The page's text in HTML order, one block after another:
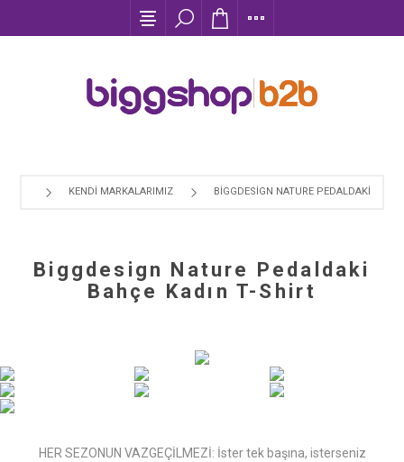
KENDI MARKALARIMIZ BIGGDESIGN NATURE PEDALDAKI
Biggdesign Nature Pedaldaki
Bahçe Kadın T-Shirt
HER SEZONUN VAZGEÇİLMEZİ: İster tek başına, isterseniz